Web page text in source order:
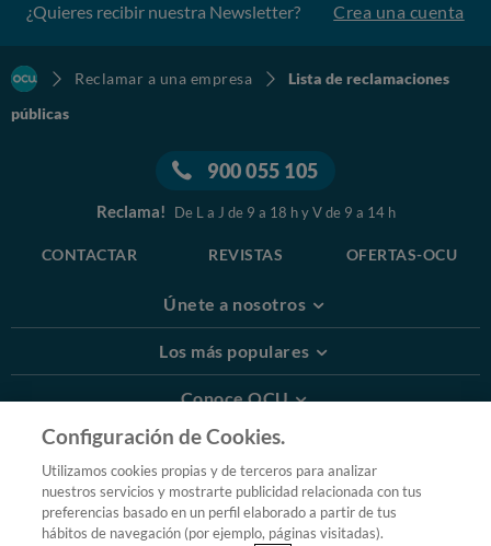
¿Quieres recibir nuestra Newsletter? Crea una cuenta
Reclamar a una empresa
Lista de reclamaciones
públicas
900 055 105
Reclama! De L a J de 9 a 18 h y V de 9 a 14 h
CONTACTAR REVISTAS OFERTAS-OCU
Únete a nosotros
Los más populares
Conoce OCU
Más Información
© 2026 OCU
Condiciones generales de contratación de OCU
Configuración de Cookies.
Utilizamos cookies propias y de terceros para analizar
nuestros servicios y mostrarte publicidad relacionada con tus
preferencias basado en un perfil elaborado a partir de tus
hábitos de navegación (por ejemplo, páginas visitadas).